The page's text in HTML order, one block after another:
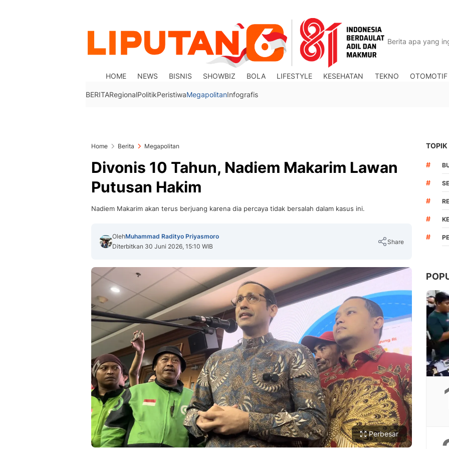
HOME NEWS BISNIS SHOWBIZ BOLA LIFESTYLE KESEHATAN TEKNO OTOMOTIF
BERITARegionalPolitikPeristiwaMegapolitanInfografis
Home Berita Megapolitan
Divonis 10 Tahun, Nadiem Makarim Lawan
Putusan Hakim
Nadiem Makarim akan terus berjuang karena dia percaya tidak bersalah dalam kasus ini.
OlehMuhammad Radityo Priyasmoro
Diterbitkan 30 Juni 2026, 15:10 WIB
Share
Copy Link
Perbesar
TOPIK
#
#
#
#
#